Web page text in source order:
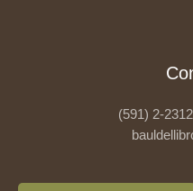
(591) 2-